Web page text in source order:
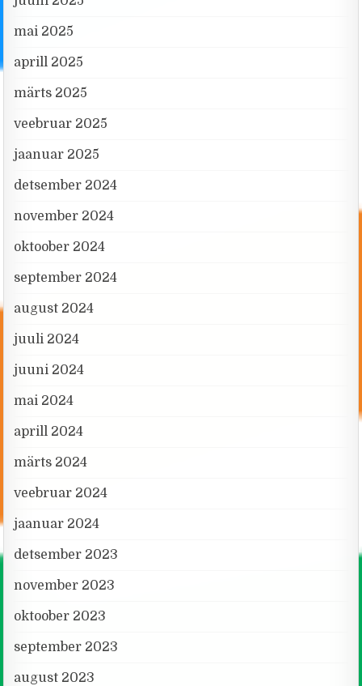
mai 2025
aprill 2025
märts 2025
veebruar 2025
jaanuar 2025
detsember 2024
november 2024
oktoober 2024
september 2024
august 2024
juuli 2024
juuni 2024
mai 2024
aprill 2024
märts 2024
veebruar 2024
jaanuar 2024
detsember 2023
november 2023
oktoober 2023
september 2023
august 2023